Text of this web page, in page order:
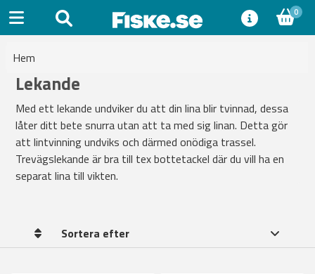
0
Hem
Lekande
Med ett lekande undviker du att din lina blir tvinnad, dessa
låter ditt bete snurra utan att ta med sig linan. Detta gör
att lintvinning undviks och därmed onödiga trassel.
Trevägslekande är bra till tex bottetackel där du vill ha en
separat lina till vikten.
Sortera efter